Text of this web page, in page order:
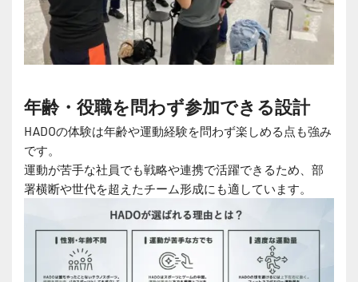
年齢・役職を問わず参加できる設計
HADOの体験は年齢や運動経験を問わず楽しめる点も強み
です。
運動が苦手な社員でも戦略や連携で活躍できるため、部
署横断や世代を超えたチーム形成にも適しています。